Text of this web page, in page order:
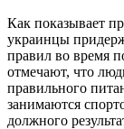
Как показывает
украинцы
правил во время
отмечают, что
правильного
занимаются
должного